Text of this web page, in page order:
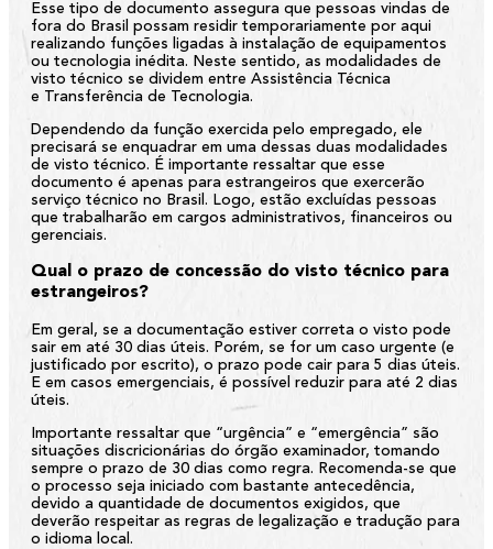
Esse tipo de documento assegura que pessoas vindas de
fora do Brasil possam residir temporariamente por aqui
realizando funções ligadas à instalação de equipamentos
ou tecnologia inédita. Neste sentido, as modalidades de
visto técnico se dividem entre Assistência Técnica
e Transferência de Tecnologia.
Dependendo da função exercida pelo empregado, ele
precisará se enquadrar em uma dessas duas modalidades
de visto técnico. É importante ressaltar que esse
documento é apenas para estrangeiros que exercerão
serviço técnico no Brasil. Logo, estão excluídas pessoas
que trabalharão em cargos administrativos, financeiros ou
gerenciais.
Qual o prazo de concessão do visto técnico para
estrangeiros?
Em geral, se a documentação estiver correta o visto pode
sair em até 30 dias úteis. Porém, se for um caso urgente (e
justificado por escrito), o prazo pode cair para 5 dias úteis.
E em casos emergenciais, é possível reduzir para até 2 dias
úteis.
Importante ressaltar que “urgência” e “emergência” são
situações discricionárias do órgão examinador, tomando
sempre o prazo de 30 dias como regra. Recomenda-se que
o processo seja iniciado com bastante antecedência,
devido a quantidade de documentos exigidos, que
deverão respeitar as regras de legalização e tradução para
o idioma local.